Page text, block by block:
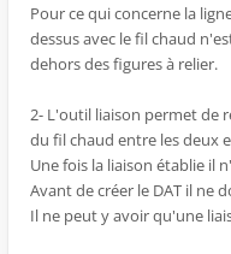
Pour ce qui concerne la
dessus avec le fil chaud
dehors des figures à relier.
2- L'outil liaison permet de
du fil chaud entre les deux
Une fois la liaison établie il
Avant de créer le DAT il ne
Il ne peut y avoir qu'une